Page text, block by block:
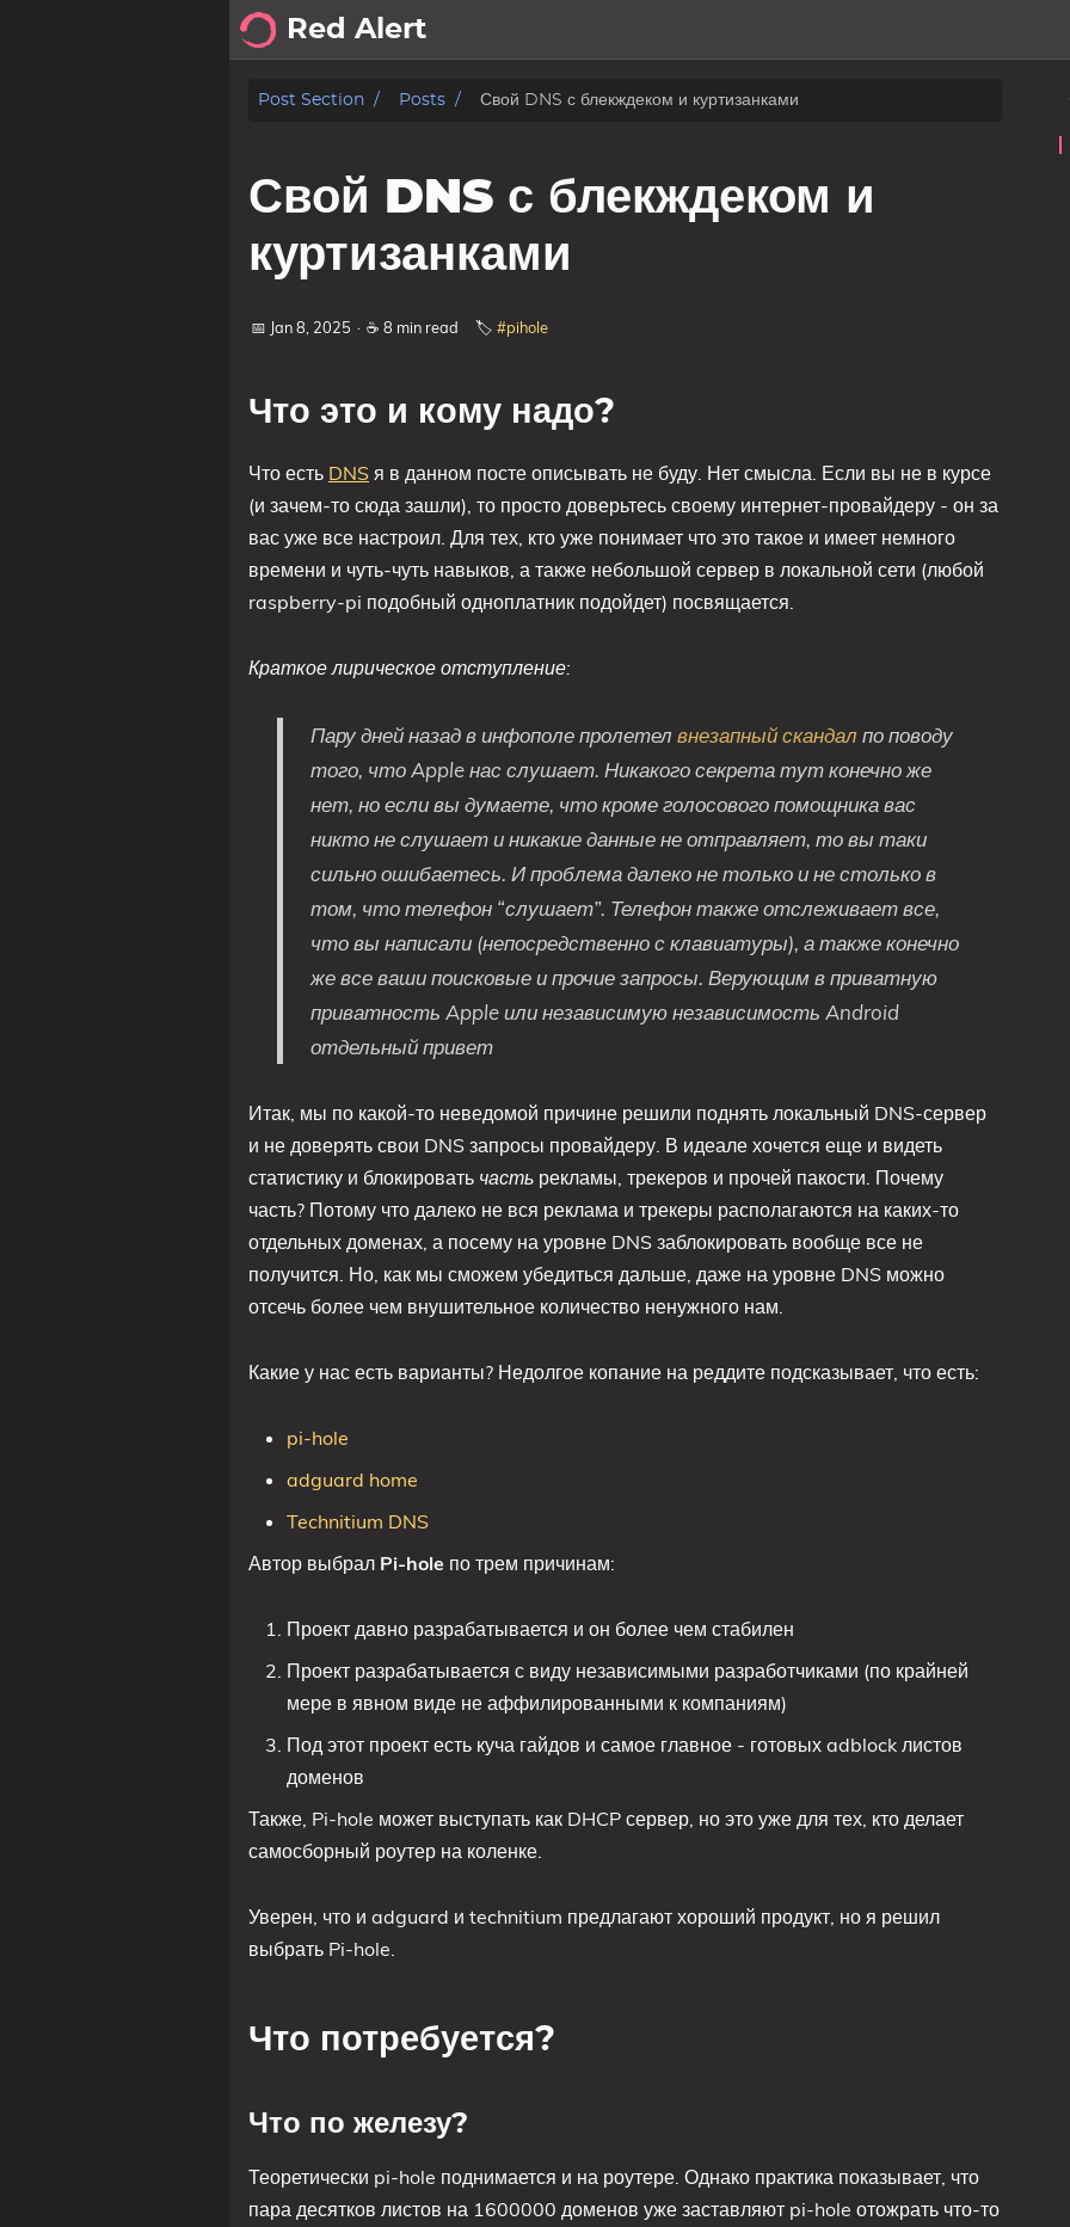
Red Alert
about
notes
Tags
Categories
Post Section Posts Свой DNS с блекждеком и куртизанками
Свой DNS с блекждеком и
куртизанками
📅 Jan 8, 2025 · ☕ 8 min read 🏷️ #pihole
Что это и кому надо?
Что есть DNS я в данном посте описывать не буду. Нет смысла. Если вы не в курсе
(и зачем-то сюда зашли), то просто доверьтесь своему интернет-провайдеру - он за
вас уже все настроил. Для тех, кто уже понимает что это такое и имеет немного
времени и чуть-чуть навыков, а также небольшой сервер в локальной сети (любой
raspberry-pi подобный одноплатник подойдет) посвящается.
Краткое лирическое отступление:
Пару дней назад в инфополе пролетел внезапный скандал по поводу
того, что Apple нас слушает. Никакого секрета тут конечно же
нет, но если вы думаете, что кроме голосового помощника вас
никто не слушает и никакие данные не отправляет, то вы таки
сильно ошибаетесь. И проблема далеко не только и не столько в
том, что телефон “слушает”. Телефон также отслеживает все,
что вы написали (непосредственно с клавиатуры), а также конечно
же все ваши поисковые и прочие запросы. Верующим в приватную
приватность Apple или независимую независимость Android
отдельный привет
Итак, мы по какой-то неведомой причине решили поднять локальный DNS-сервер
и не доверять свои DNS запросы провайдеру. В идеале хочется еще и видеть
статистику и блокировать часть рекламы, трекеров и прочей пакости. Почему
часть? Потому что далеко не вся реклама и трекеры располагаются на каких-то
отдельных доменах, а посему на уровне DNS заблокировать вообще все не
получится. Но, как мы сможем убедиться дальше, даже на уровне DNS можно
отсечь более чем внушительное количество ненужного нам.
Какие у нас есть варианты? Недолгое копание на реддите подсказывает, что есть:
pi-hole
adguard home
Technitium DNS
Автор выбрал Pi-hole по трем причинам:
Проект давно разрабатывается и он более чем стабилен
Проект разрабатывается с виду независимыми разработчиками (по крайней
мере в явном виде не аффилированными к компаниям)
Под этот проект есть куча гайдов и самое главное - готовых adblock листов
доменов
Также, Pi-hole может выступать как DHCP сервер, но это уже для тех, кто делает
самосборный роутер на коленке.
Уверен, что и adguard и technitium предлагают хороший продукт, но я решил
выбрать Pi-hole.
Что потребуется?
Что по железу?
Теоретически pi-hole поднимается и на роутере. Однако практика показывает, что
пара десятков листов на 1600000 доменов уже заставляют pi-hole отожрать что-то